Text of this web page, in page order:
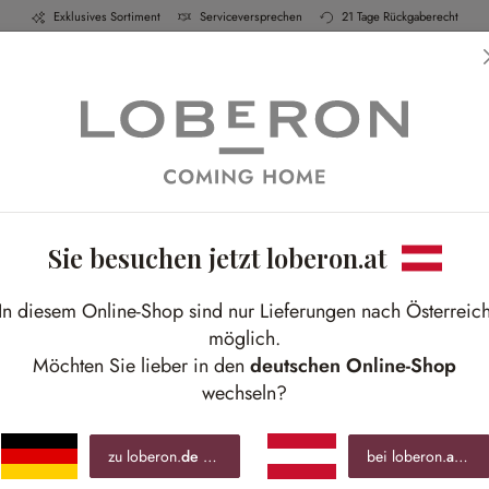
Exklusives Sortiment Serviceversprechen 21 Tage Rückgaberecht
Küche Schlafen Bad
€
Best-
Sie besuchen jetzt loberon.at
In diesem Online-Shop sind nur Lieferungen nach Österreich
möglich.
Möchten Sie lieber in den deutschen Online-Shop
wechseln?
zu loberon.de bei loberon.at